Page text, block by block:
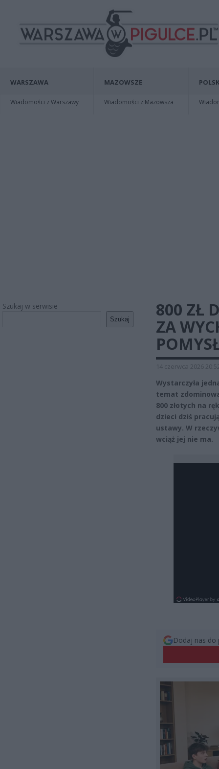
WARSZAWA
Wiadomości z Warszawy
MAZOWSZE
Wiadomości z Mazowsza
Szukaj w serwisie
Szukaj
800 ZŁ
ZA
14 czerwca 2026
Wystarczyła
temat
800 złotych na
dzieci dziś
ustawy. W
wciąż jej nie ma.
Dodaj nas do